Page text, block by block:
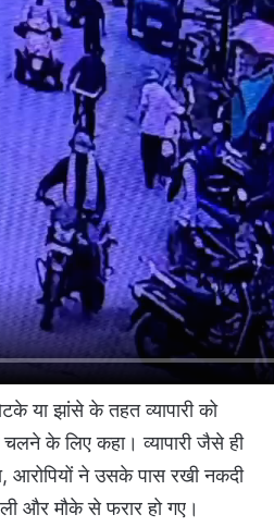
या झांसे के तहत व्यापारी को
के लिए कहा। व्यापारी जैसे ही
ने उसके पास रखी नकदी
और मौके से फरार हो गए।